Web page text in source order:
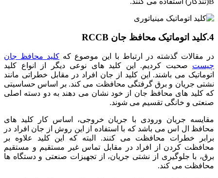
4.کلید اتوماتیک محافظ جان RCCB
در مقالات گذشته در ارتباط با این موصوع که کلید محافظ جان
چیست صحبت کردیم. این کلید های نوعی دیگر از انواع کلید
اتوماتیک می باشند. این کلید از جان افراد در مقابل خطراتی مانند
نشتی جریان و برق گرفتگی محافظت می کند. بر اساس حساسیتی
که کلید های محافظ جان از خود نشان می دهند به دو دسته اصلی
صنعتی و خانگی تقسیم می شوند.
مقایسه جریان ورودی با جریان خروجی، اساس کار کلید های
محافظ ال اس می باشد که با استفاده از این روش از جان افراد در
برابر خطرات محافظت می کنند. البته که این کلید علاوه بر
محافظت کردن از افراد در مقابل تماس غیر مستقیم و مستقیم
برق، با جلوگیری از نشتی جریان، از تجهیزات صنعتی و دستگاه ها
محافظت می کند.